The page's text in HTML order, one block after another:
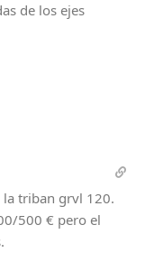
de los ejes
la triban grvl 120.
500 € pero el